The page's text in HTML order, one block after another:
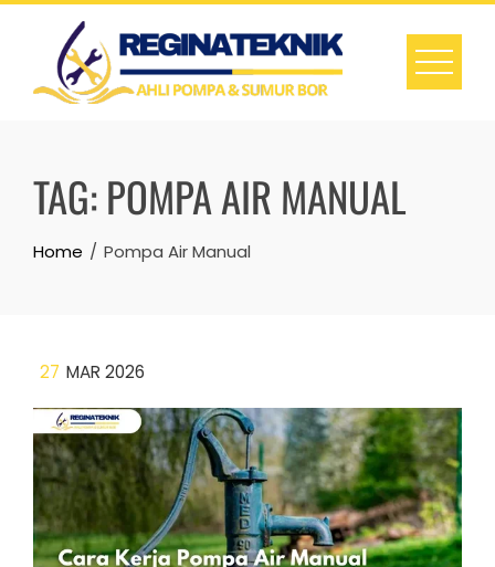
Skip
content
TAG:POMPA AIR MANUAL
Home Pompa Air Manual
27 MAR 2026